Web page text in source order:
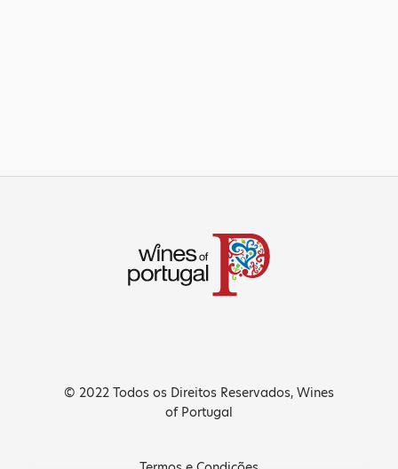
© 2022 Todos os Direitos Reservados, Wines
of Portugal